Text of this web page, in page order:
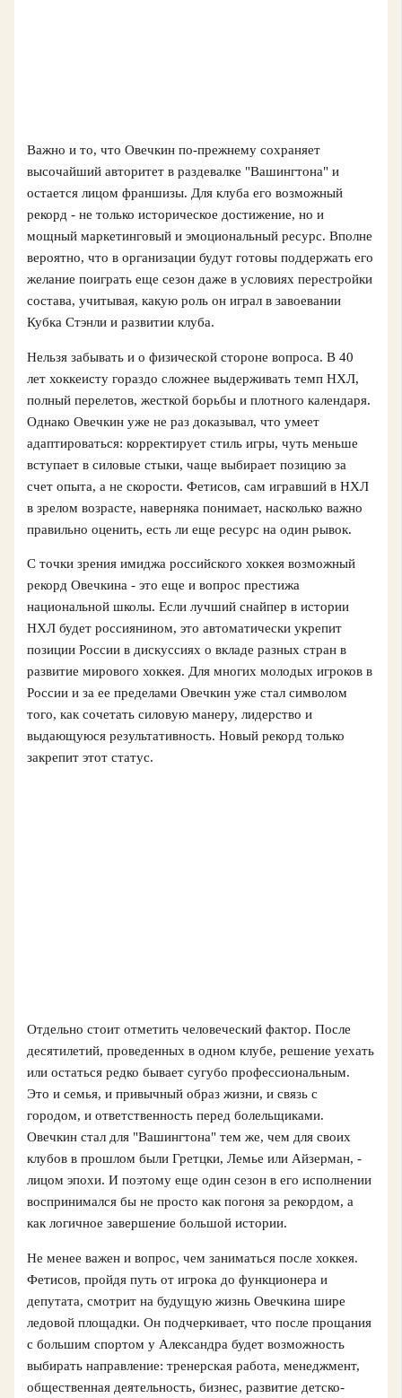
Важно и то, что Овечкин по-прежнему сохраняет
высочайший авторитет в раздевалке "Вашингтона" и
остается лицом франшизы. Для клуба его возможный
рекорд - не только историческое достижение, но и
мощный маркетинговый и эмоциональный ресурс. Вполне
вероятно, что в организации будут готовы поддержать его
желание поиграть еще сезон даже в условиях перестройки
состава, учитывая, какую роль он играл в завоевании
Кубка Стэнли и развитии клуба.
Нельзя забывать и о физической стороне вопроса. В 40
лет хоккеисту гораздо сложнее выдерживать темп НХЛ,
полный перелетов, жесткой борьбы и плотного календаря.
Однако Овечкин уже не раз доказывал, что умеет
адаптироваться: корректирует стиль игры, чуть меньше
вступает в силовые стыки, чаще выбирает позицию за
счет опыта, а не скорости. Фетисов, сам игравший в НХЛ
в зрелом возрасте, наверняка понимает, насколько важно
правильно оценить, есть ли еще ресурс на один рывок.
С точки зрения имиджа российского хоккея возможный
рекорд Овечкина - это еще и вопрос престижа
национальной школы. Если лучший снайпер в истории
НХЛ будет россиянином, это автоматически укрепит
позиции России в дискуссиях о вкладе разных стран в
развитие мирового хоккея. Для многих молодых игроков в
России и за ее пределами Овечкин уже стал символом
того, как сочетать силовую манеру, лидерство и
выдающуюся результативность. Новый рекорд только
закрепит этот статус.
Отдельно стоит отметить человеческий фактор. После
десятилетий, проведенных в одном клубе, решение уехать
или остаться редко бывает сугубо профессиональным.
Это и семья, и привычный образ жизни, и связь с
городом, и ответственность перед болельщиками.
Овечкин стал для "Вашингтона" тем же, чем для своих
клубов в прошлом были Гретцки, Лемье или Айзерман, -
лицом эпохи. И поэтому еще один сезон в его исполнении
воспринимался бы не просто как погоня за рекордом, а
как логичное завершение большой истории.
Не менее важен и вопрос, чем заниматься после хоккея.
Фетисов, пройдя путь от игрока до функционера и
депутата, смотрит на будущую жизнь Овечкина шире
ледовой площадки. Он подчеркивает, что после прощания
с большим спортом у Александра будет возможность
выбирать направление: тренерская работа, менеджмент,
общественная деятельность, бизнес, развитие детско-